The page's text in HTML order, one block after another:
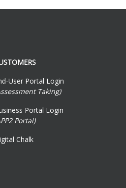
User Portal Login
Taking)
Portal Login
Portal)
Chalk